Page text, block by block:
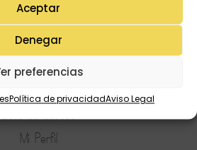
Aceptar
Denegar
preferencias
Política de privacidadAviso Legal
Mi Cuenta
Lista de deseos
Mi Perfil